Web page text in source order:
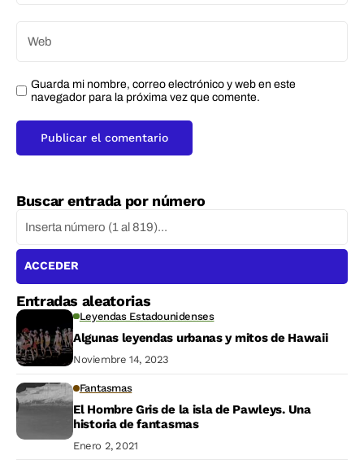
Guarda mi nombre, correo electrónico y web en este
navegador para la próxima vez que comente.
Buscar entrada por número
ACCEDER
Entradas aleatorias
Leyendas Estadounidenses
Algunas leyendas urbanas y mitos de Hawaii
Noviembre 14, 2023
Fantasmas
El Hombre Gris de la isla de Pawleys. Una
historia de fantasmas
Enero 2, 2021